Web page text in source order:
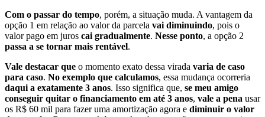
Com o passar do tempo, porém, a situação muda. A vantagem da
opção 1 em relação ao valor da parcela vai diminuindo, pois o
valor pago em juros cai gradualmente. Nesse ponto, a opção 2
passa a se tornar mais rentável.
Vale destacar que o momento exato dessa virada varia de caso
para caso. No exemplo que calculamos, essa mudança ocorreria
daqui a exatamente 3 anos. Isso significa que, se meu amigo
conseguir quitar o financiamento em até 3 anos, vale a pena usar
os R$ 60 mil para fazer uma amortização agora e diminuir o valor